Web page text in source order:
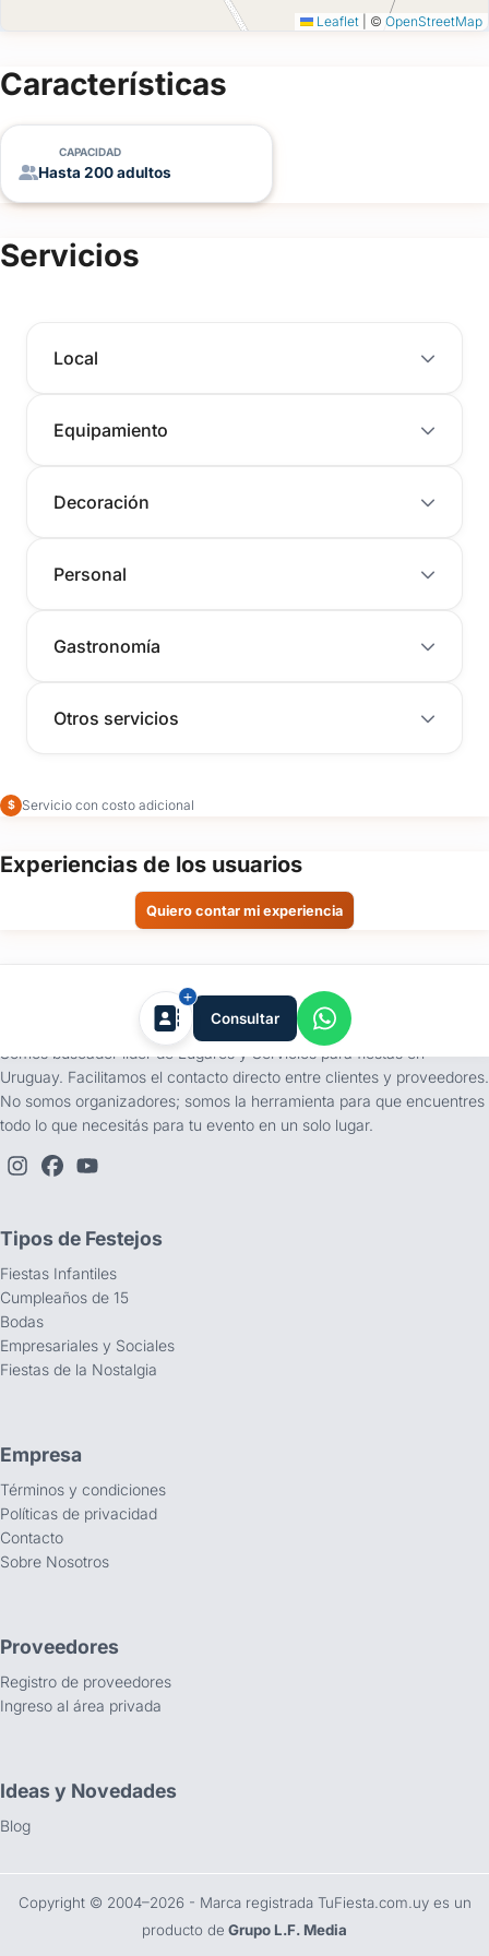
Leaflet © OpenStreetMap
Características
CAPACIDAD
Hasta 200 adultos
Servicios
Local
Equipamiento
Decoración
Personal
Gastronomía
Otros servicios
$ Servicio con costo adicional
Experiencias de los usuarios
Quiero contar mi experiencia
Consultar
tufiesta.com.uy
Somos buscador líder de Lugares y Servicios para fiestas en
Uruguay. Facilitamos el contacto directo entre clientes y proveedores.
No somos organizadores; somos la herramienta para que encuentres
todo lo que necesitás para tu evento en un solo lugar.
Tipos de Festejos
Fiestas Infantiles
Cumpleaños de 15
Bodas
Empresariales y Sociales
Fiestas de la Nostalgia
Empresa
Términos y condiciones
Políticas de privacidad
Contacto
Sobre Nosotros
Proveedores
Registro de proveedores
Ingreso al área privada
Ideas y Novedades
Blog
Copyright ©️ 2004–2026 - Marca registrada TuFiesta.com.uy es un
producto de Grupo L.F. Media